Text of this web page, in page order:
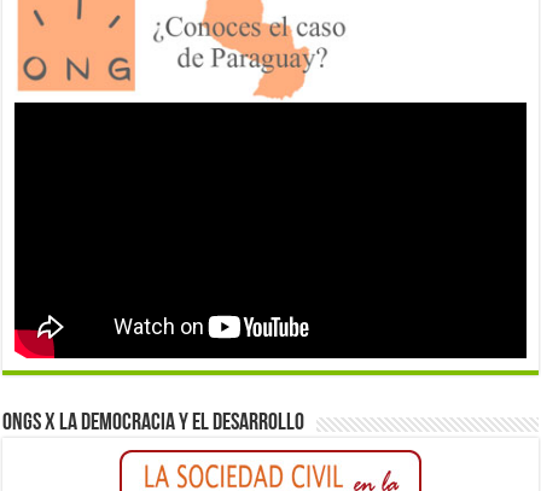
ONGs x la democracia y el desarrollo